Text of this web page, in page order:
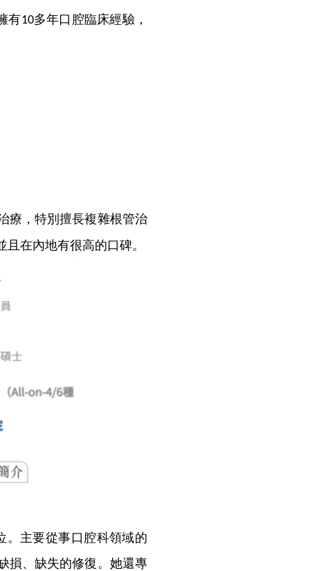
有10多年口腔臨床經驗，
療，特別擅長複雜根管治
在內地有很高的口碑。
。主要從事口腔科領域的
損、缺失的修復。她還專